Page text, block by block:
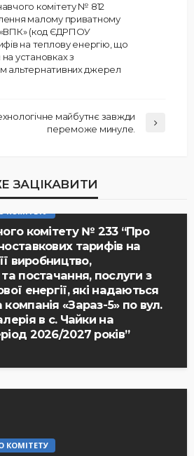
комітету № 812
малому приватному
«ВПК» (код ЄДРПОУ
на теплову енергію, що
установках з
альтернативних джерел
майбутнє завжди
переможе минуле.
ЗАЦІКАВИТИ
комітету № 233 “Про
тарифів на
виробництво,
постачання, послуги з
енергії, які надаються
«Зараз-5» по вул.
в с. Чайки на
2026/2027 років”
КОМІТЕТУ